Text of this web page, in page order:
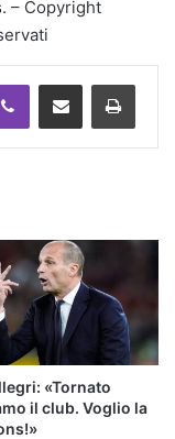
. – Copyright
«Tornato
il club. Voglio la